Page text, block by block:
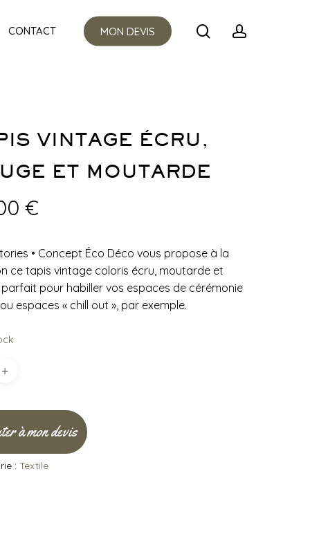
CONTACT MON DEVIS searchaccount
VINTAGE ÉCRU,
ET MOUTARDE
€
• Concept Éco Déco vous propose à la
ce tapis vintage coloris écru, moutarde et
pour habiller vos espaces de cérémonie
espaces « chill out », par exemple.
à mon devis
: Textile